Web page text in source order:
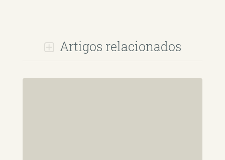
Artigos relacionados